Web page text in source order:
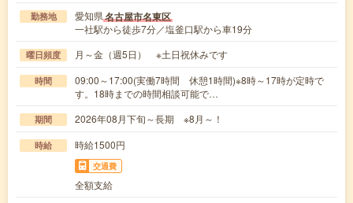
勤務地 愛知県名古屋市名東区
一社駅から徒歩7分／塩釜口駅から車19分
曜日頻度 月～金（週5日） ※土日祝休みです
時間
09:00～17:00(実働7時間 休憩1時間)※8時～17時が定時で
す。18時までの時間相談可能で…
期間 2026年08月下旬～長期 ※8月～！
時給 時給1500円
交通費
全額支給